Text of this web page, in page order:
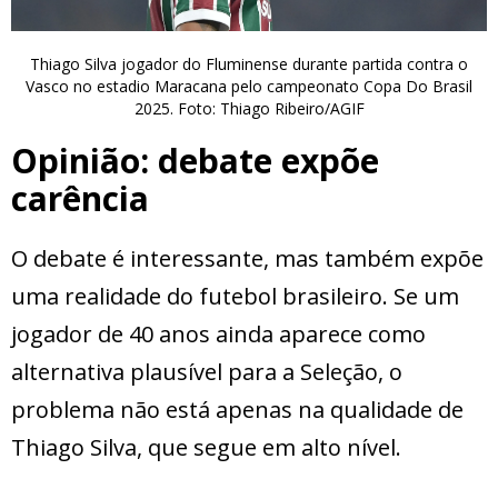
Thiago Silva jogador do Fluminense durante partida contra o
Vasco no estadio Maracana pelo campeonato Copa Do Brasil
2025. Foto: Thiago Ribeiro/AGIF
Opinião: debate expõe
carência
O debate é interessante, mas também expõe
uma realidade do futebol brasileiro. Se um
jogador de 40 anos ainda aparece como
alternativa plausível para a Seleção, o
problema não está apenas na qualidade de
Thiago Silva, que segue em alto nível.